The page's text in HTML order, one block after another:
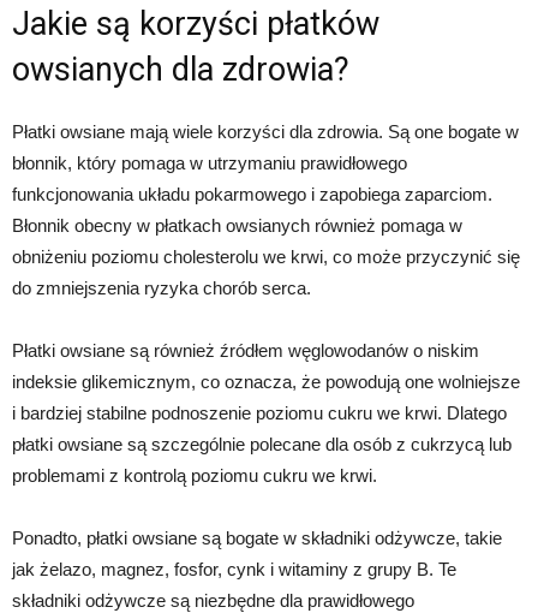
Jakie są korzyści płatków
owsianych dla zdrowia?
Płatki owsiane mają wiele korzyści dla zdrowia. Są one bogate w
błonnik, który pomaga w utrzymaniu prawidłowego
funkcjonowania układu pokarmowego i zapobiega zaparciom.
Błonnik obecny w płatkach owsianych również pomaga w
obniżeniu poziomu cholesterolu we krwi, co może przyczynić się
do zmniejszenia ryzyka chorób serca.
Płatki owsiane są również źródłem węglowodanów o niskim
indeksie glikemicznym, co oznacza, że ​​powodują one wolniejsze
i bardziej stabilne podnoszenie poziomu cukru we krwi. Dlatego
płatki owsiane są szczególnie polecane dla osób z cukrzycą lub
problemami z kontrolą poziomu cukru we krwi.
Ponadto, płatki owsiane są bogate w składniki odżywcze, takie
jak żelazo, magnez, fosfor, cynk i witaminy z grupy B. Te
składniki odżywcze są niezbędne dla prawidłowego